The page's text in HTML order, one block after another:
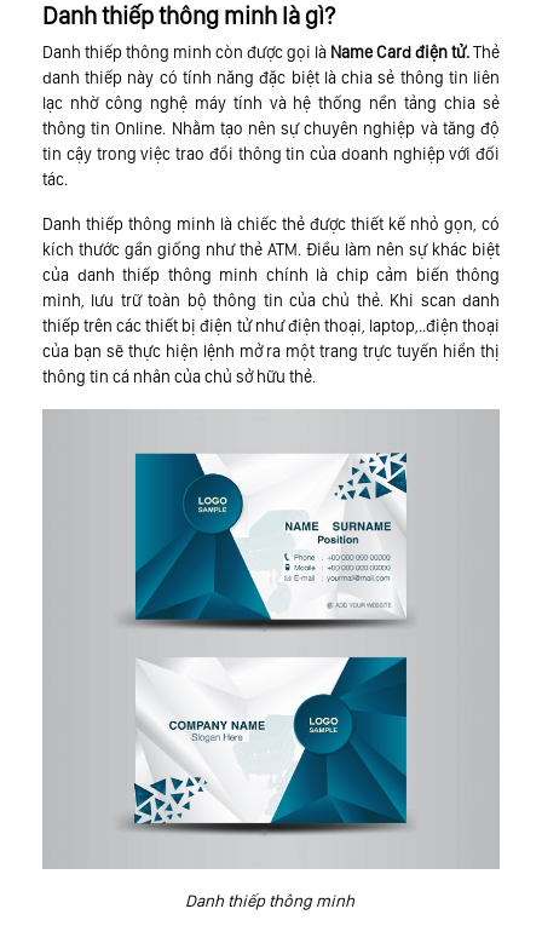
Danh thiếp thông minh là gì?
Danh thiếp thông minh còn được gọi là Name Card điện tử.Thẻ
danh thiếp này có tính năng đặc biệt là chia sẻ thông tin liên
lạc nhờ công nghệ máy tính và hệ thống nền tảng chia sẻ
thông tin Online. Nhằm tạo nên sự chuyên nghiệp và tăng độ
tin cậy trong việc trao đổi thông tin của doanh nghiệp với đối
tác.
Danh thiếp thông minh là chiếc thẻ được thiết kế nhỏ gọn, có
kích thước gần giống như thẻ ATM. Điều làm nên sự khác biệt
của danh thiếp thông minh chính là chip cảm biến thông
minh, lưu trữ toàn bộ thông tin của chủ thẻ. Khi scan danh
thiếp trên các thiết bị điện tử như điện thoại, laptop,..điện thoại
của bạn sẽ thực hiện lệnh mở ra một trang trực tuyến hiển thị
thông tin cá nhân của chủ sở hữu thẻ.
Danh thiếp thông minh